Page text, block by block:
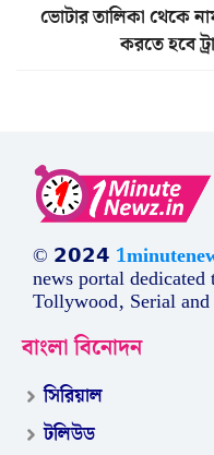
ভোটার তালিকা থেকে
করতে হবে
© 𝟮𝟬𝟮𝟰
news portal
Tollywood, Serial
বাংলা বিনোদন
সিরিয়াল
টলিউড